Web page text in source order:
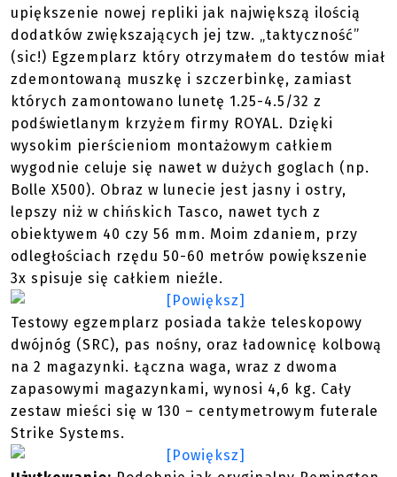
upiększenie nowej repliki jak największą ilością
dodatków zwiększających jej tzw. „taktyczność”
(sic!) Egzemplarz który otrzymałem do testów miał
zdemontowaną muszkę i szczerbinkę, zamiast
których zamontowano lunetę 1.25-4.5/32 z
podświetlanym krzyżem firmy ROYAL. Dzięki
wysokim pierścieniom montażowym całkiem
wygodnie celuje się nawet w dużych goglach (np.
Bolle X500). Obraz w lunecie jest jasny i ostry,
lepszy niż w chińskich Tasco, nawet tych z
obiektywem 40 czy 56 mm. Moim zdaniem, przy
odległościach rzędu 50-60 metrów powiększenie
3x spisuje się całkiem nieźle.
Testowy egzemplarz posiada także teleskopowy
dwójnóg (SRC), pas nośny, oraz ładownicę kolbową
na 2 magazynki. Łączna waga, wraz z dwoma
zapasowymi magazynkami, wynosi 4,6 kg. Cały
zestaw mieści się w 130 – centymetrowym futerale
Strike Systems.